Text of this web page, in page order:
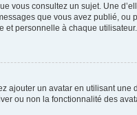
vous consultez un sujet. Une
que vous avez publié,
et personnelle à chaque utilisateur.
ajouter un avatar en utilisant
ou non la fonctionnalité des